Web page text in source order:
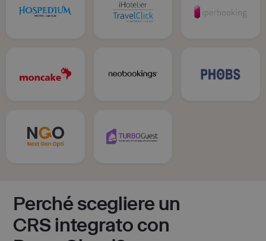
Perché scegliere un
CRS integrato con